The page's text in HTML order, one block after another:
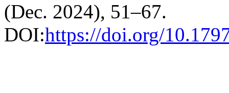
(Dec. 2024), 51–67.
DOI:https://doi.org/